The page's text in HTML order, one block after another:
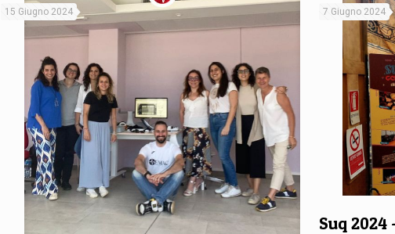
15 Giugno 2024 7 Giugno 2024
Suq 2024